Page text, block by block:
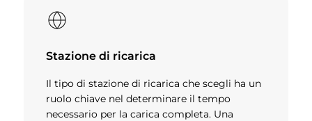
Stazione di ricarica
Il tipo di stazione di ricarica che scegli ha un
ruolo chiave nel determinare il tempo
necessario per la carica completa. Una